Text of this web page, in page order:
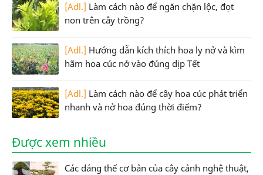
[Adl.] Làm cách nào để ngăn chặn lộc, đọt
non trên cây trồng?
[Adl.] Hướng dẫn kích thích hoa ly nở và kìm
hãm hoa cúc nở vào đúng dịp Tết
[Adl.] Làm cách nào để cây hoa cúc phát triển
nhanh và nở hoa đúng thời điểm?
Được xem nhiều
Các dáng thế cơ bản của cây cảnh nghệ thuật,